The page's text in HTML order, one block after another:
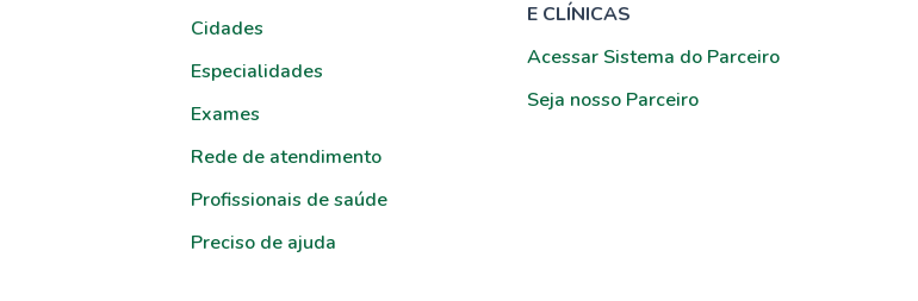
Cidades
Especialidades
Exames
Rede de atendimento
Profissionais de saúde
Preciso de ajuda
E CLÍNICAS
Acessar Sistema do Parceiro
Seja nosso Parceiro